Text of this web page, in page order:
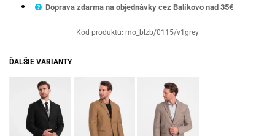
Doprava zdarma na objednávky cez Balíkovo nad 35€
Kód produktu: mo_blzb/0115/v1grey
ĎALŠIE VARIANTY